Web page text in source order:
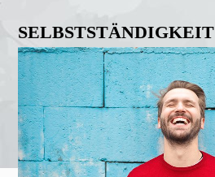
SELBSTSTÄNDIGKEIT